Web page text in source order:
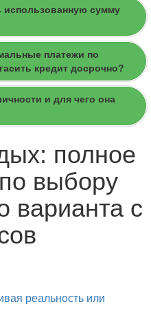
использованную сумму
платежи по
кредит досрочно?
и для чего она
полное
выбору
варианта с
реальность или